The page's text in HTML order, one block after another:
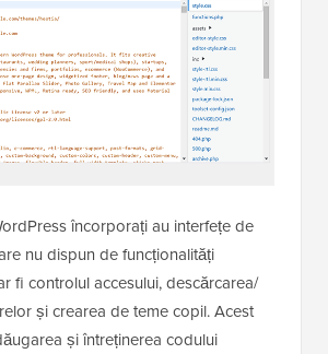
încorporați au interfețe de
nu dispun de funcționalități
fi controlul accesului, descărcarea/
și crearea de teme copil. Acest
și întreținerea codului